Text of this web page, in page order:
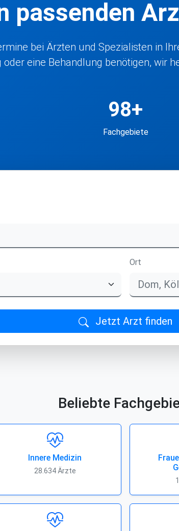
passenden
bei Ärzten und Spezialisten in
eine Behandlung benötigen, wir
98+
Fachgebiete
Ort
Jetzt Arzt finden
Beliebte
Innere Medizin
28.634 Ärzte